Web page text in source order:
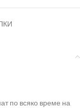
по всяко време на